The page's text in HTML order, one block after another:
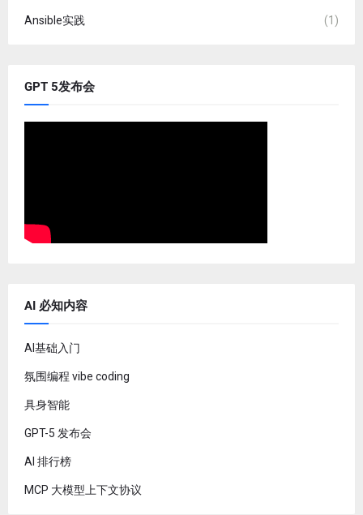
Ansible实践 (1)
GPT 5发布会
AI 必知内容
AI基础入门
氛围编程 vibe coding
具身智能
GPT-5 发布会
AI 排行榜
MCP 大模型上下文协议